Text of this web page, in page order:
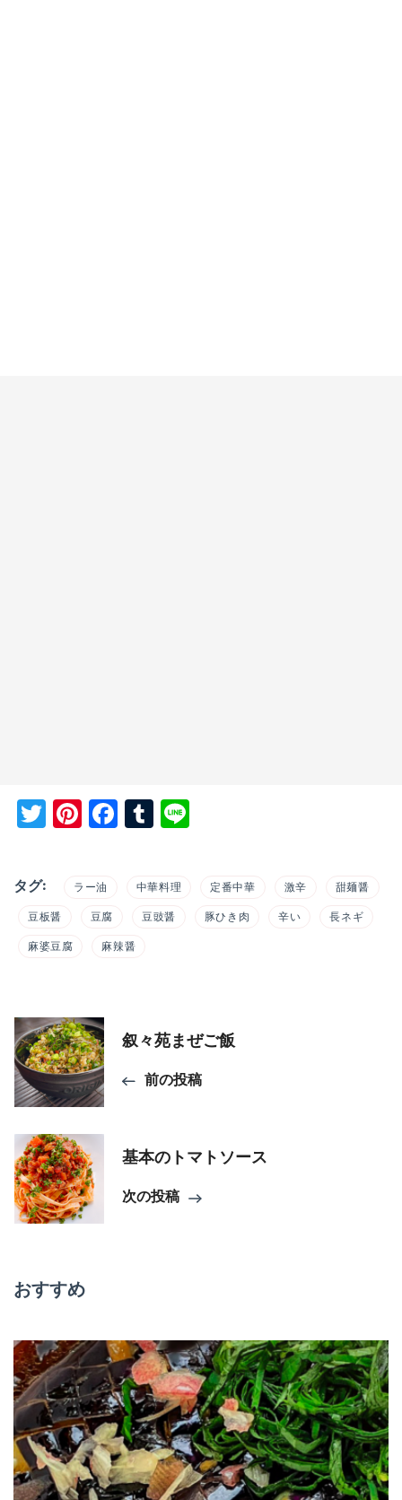
TwitterPinterest
Facebook
Tumblr
タグ: ラー油 中華料理 定番中華 激辛 甜麺醤
豆板醤 豆腐 豆豉醤 豚ひき肉 辛い 長ネギ
麻婆豆腐 麻辣醤
投
稿
ナ
ビ
ゲ
シ
ン
叙々苑まぜご飯
前の投稿
基本のトマトソース
次の投稿
おすすめ